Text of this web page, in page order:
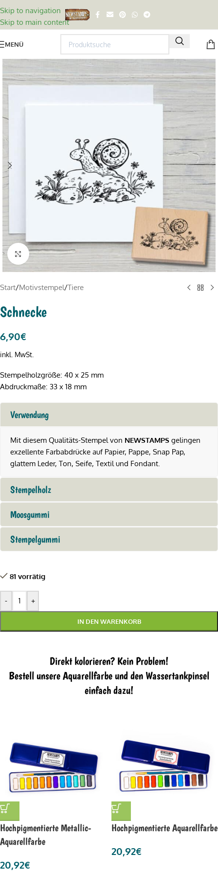
Skip to navigation
Skip to main content
MENÜ
Click to enlarge
Start/Motivstempel/Tiere
Schnecke
6,90€
inkl. MwSt.
Stempelholzgröße: 40 x 25 mm
Abdruckmaße: 33 x 18 mm
Verwendung
Mit diesem Qualitäts-Stempel von NEWSTAMPS gelingen
exzellente Farbabdrücke auf Papier, Pappe, Snap Pap,
glattem Leder, Ton, Seife, Textil und Fondant.
Stempelholz
Moosgummi
Stempelgummi
81 vorrätig
- +
IN DEN WARENKORB
Direkt kolorieren? Kein Problem!
Bestell unsere Aquarellfarbe und den Wassertankpinsel
einfach dazu!
Hochpigmentierte Metallic-
Aquarellfarbe
20,92€
Hochpigmentierte Aquarellfarbe
20,92€